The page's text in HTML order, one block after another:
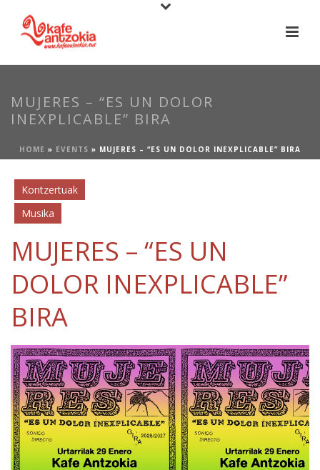
MUJERES – “ES UN DOLOR
INEXPLICABLE” BIRA
HOME » EVENTS » MUJERES – “ES UN DOLOR INEXPLICABLE” BIRA
Kontzertuak
Musika
MUJERES – “ES UN
DOLOR INEXPLICABLE”
BIRA